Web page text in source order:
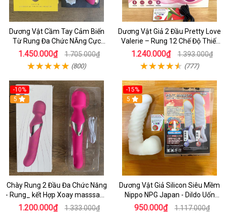
Dương Vật Cầm Tay Cảm Biến
Từ Rung Đa Chức NĂng Cực
Mạnh - Kết hợp Toả Nhiệt Rung
Nhánh
1.450.000₫ 1.705.000₫
(800)
Dương Vật Giả 2 Đầu Pretty Love
Valerie – Rung 12 Chế Độ Thiết
Kế Cho Cặp Đôi Nữ
1.240.000₫ 1.393.000₫
(777)
-10%
5
Chày Rung 2 Đầu Đa Chức Năng
- Rung_ kết Hợp Xoay masssage
Điểm G cao Cấp
1.200.000₫ 1.333.000₫
-15%
5
Dương Vật Giả Silicon Siêu Mềm
Nippo NPG Japan - Dildo Uốn
Cong Tùy Thích
950.000₫ 1.117.000₫